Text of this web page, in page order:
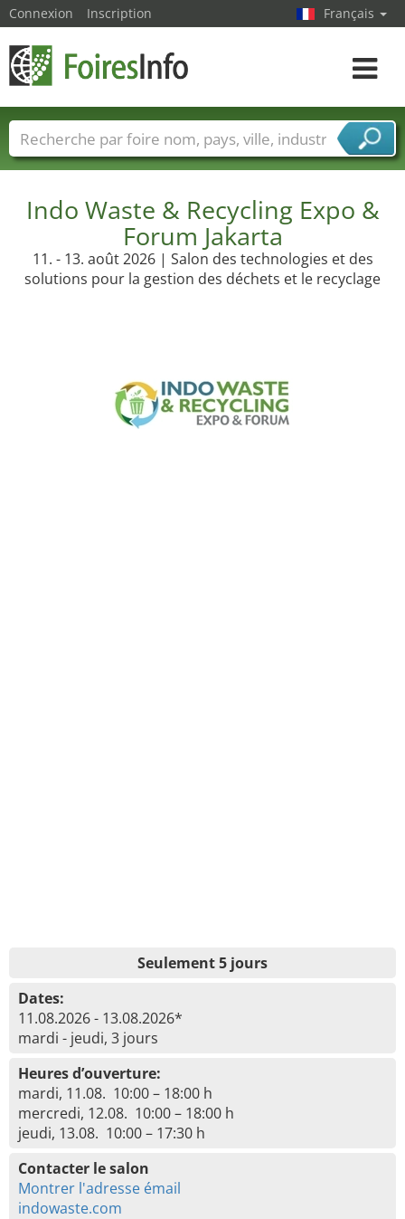
Indo Waste & Recycling Expo &
Forum Jakarta
11. - 13. août 2026 | Salon des technologies et des
solutions pour la gestion des déchets et le recyclage
Seulement 5 jours
Dates:
11.08.2026 - 13.08.2026*
mardi - jeudi, 3 jours
Heures d’ouverture:
mardi, 11.08. 10:00 – 18:00 h
mercredi, 12.08. 10:00 – 18:00 h
jeudi, 13.08. 10:00 – 17:30 h
Contacter le salon
Montrer l'adresse émail
indowaste.com
Connexion Inscription Français
Toggle
Foire noms Pays Villes
Secteurs de foire